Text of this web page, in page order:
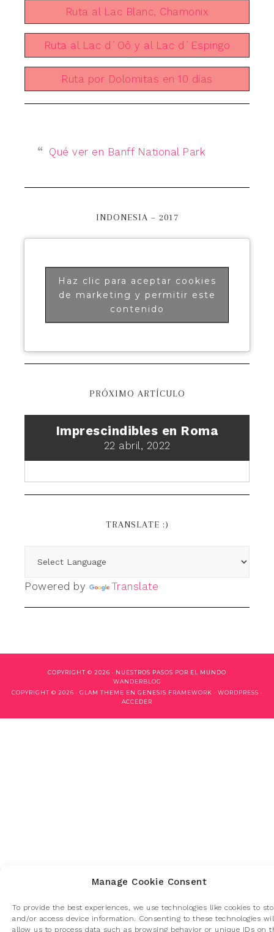
Manage Cookie Consent
To provide the best experiences, we use technologies like cookies to
and/or access device information. Consenting to these technologies
allow us to process data such as browsing behavior or unique IDs on
Ruta al Lac Blanc, Chamonix
Ruta al Lac d´Oô y al Lac d´Espingo
Ruta por Dolomitas en 10 días
Qué ver en Banff National Park
INDONESIA – 2017
Haz clic para aceptar cookies
de marketing y permitir este
contenido
PRÓXIMO ARTÍCULO
Imprescindibles en Roma
22 abril, 2022
TRANSLATE :)
Powered by Translate
COPYRIGHT © 2026 · NUESTROS PASOS POR EL MUNDO
WANDERBLOG
COPYRIGHT © 2026 · GLAM THEME EN GENESIS FRAMEWORK · WORDPRESS ·
ACCEDER